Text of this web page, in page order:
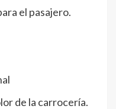
el pasajero.
de la carrocería.